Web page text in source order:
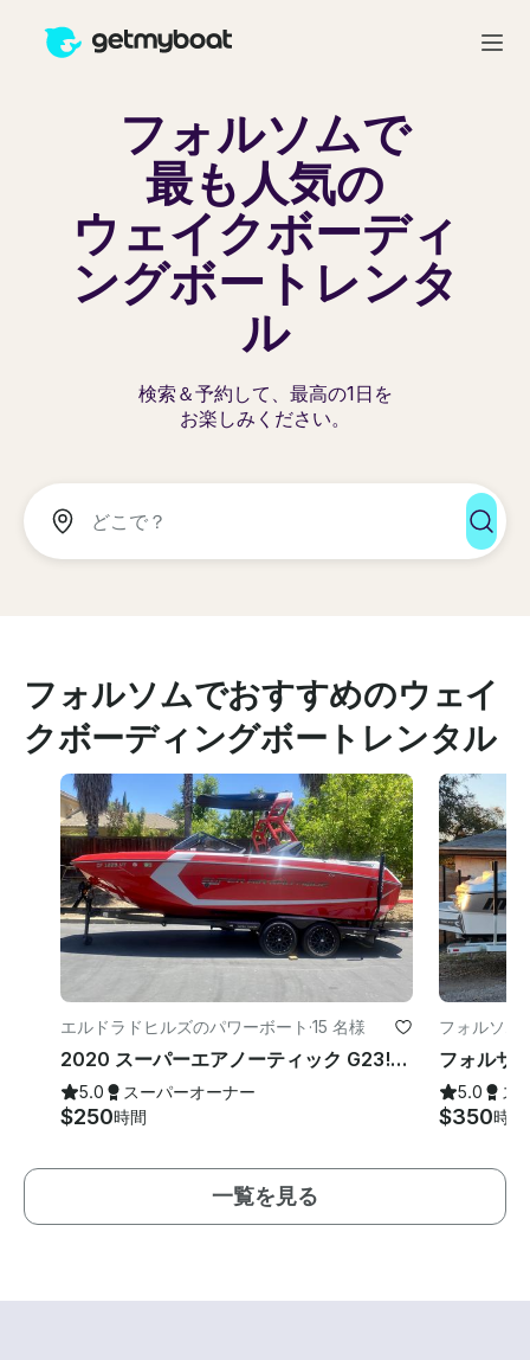
フォルソムで
最も人気の
ウェイクボーディ
ングボートレンタ
ル
検索＆予約して、最高の1日を
お楽しみください。
フォルソムでおすすめのウェイ
クボーディングボートレンタル
エルドラドヒルズのパワーボート ·15 名様
2020 スーパーエアノーティック G23!ウェイクボード、ウェイクサーフィン、チュービングの究極！
5.0 スーパーオーナー
$250時間
フォルソム
5.0 ス
$350時間
一覧を見る